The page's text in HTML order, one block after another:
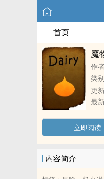
首页
魔
作
类
更
最
立即阅读
内容简介